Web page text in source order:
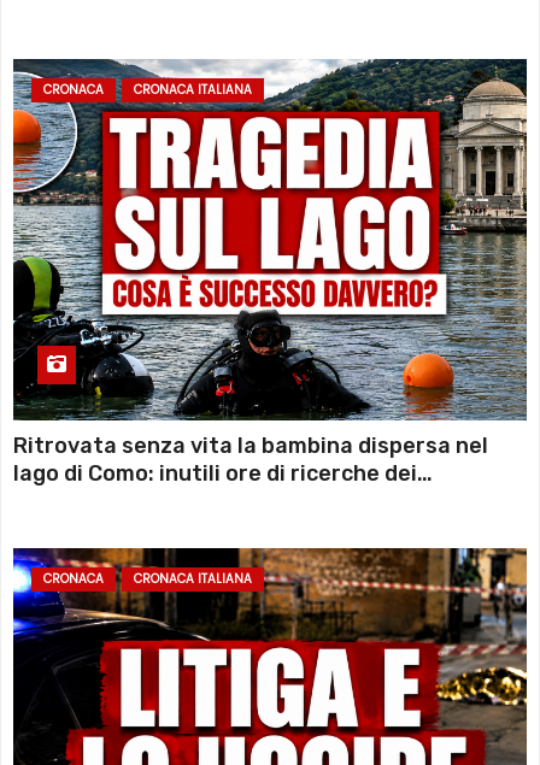
CRONACA CRONACA ITALIANA
Ritrovata senza vita la bambina dispersa nel
lago di Como: inutili ore di ricerche dei
CRONACA CRONACA ITALIANA